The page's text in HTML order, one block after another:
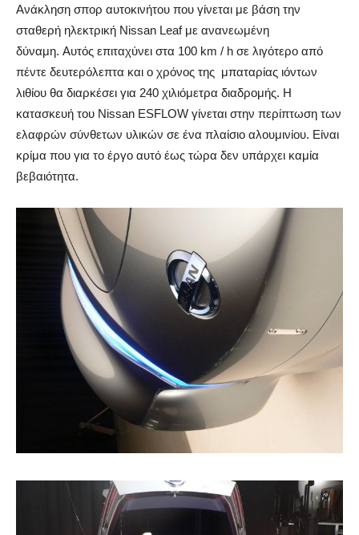
Ανάκληση σπορ αυτοκινήτου που γίνεται με βάση την
σταθερή ηλεκτρική Nissan Leaf με ανανεωμένη
δύναμη. Αυτός επιταχύνει στα 100 km / h σε λιγότερο από
πέντε δευτερόλεπτα και ο χρόνος της μπαταρίας ιόντων
λιθίου θα διαρκέσει για 240 χιλιόμετρα διαδρομής. Η
κατασκευή του Nissan ESFLOW γίνεται στην περίπτωση των
ελαφρών σύνθετων υλικών σε ένα πλαίσιο αλουμινίου. Είναι
κρίμα που για το έργο αυτό έως τώρα δεν υπάρχει καμία
βεβαιότητα.